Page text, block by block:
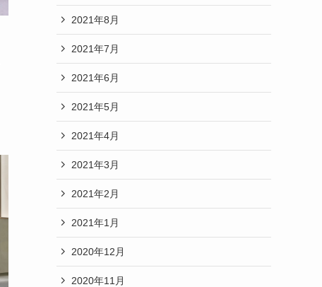
2021年8月
2021年7月
2021年6月
2021年5月
2021年4月
2021年3月
2021年2月
2021年1月
2020年12月
2020年11月